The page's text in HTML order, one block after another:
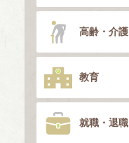
高齢・介護
教育
就職・退職